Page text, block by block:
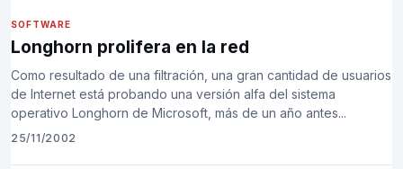
SOFTWARE
Longhorn prolifera en la red
Como resultado de una filtración, una gran cantidad de usuarios
de Internet está probando una versión alfa del sistema
operativo Longhorn de Microsoft, más de un año antes...
25/11/2002